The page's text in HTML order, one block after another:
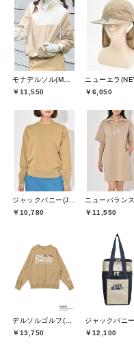
モナデルソル(MONA DELSOL)
￥11,550
￥6,050
ジャックバニー(Jack Bunny)
￥10,780
￥11,550
デルソルゴルフ(DELSOL GOLF)
￥13,750
￥12,100